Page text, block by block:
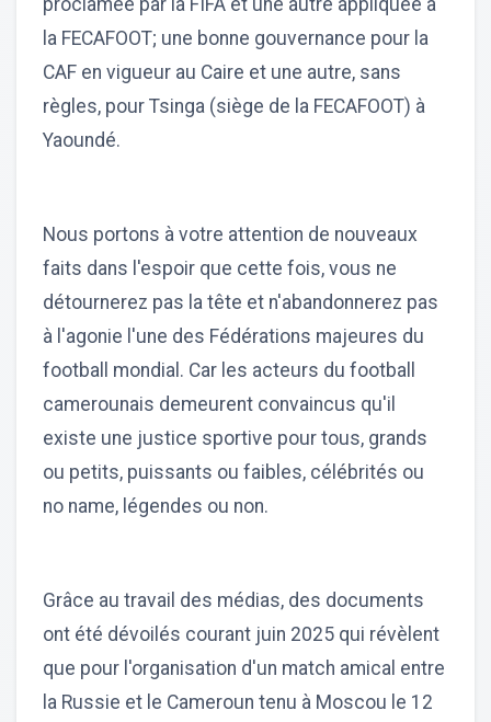
proclamée par la FIFA et une autre appliquée à
la FECAFOOT; une bonne gouvernance pour la
CAF en vigueur au Caire et une autre, sans
règles, pour Tsinga (siège de la FECAFOOT) à
Yaoundé.
Nous portons à votre attention de nouveaux
faits dans l'espoir que cette fois, vous ne
détournerez pas la tête et n'abandonnerez pas
à l'agonie l'une des Fédérations majeures du
football mondial. Car les acteurs du football
camerounais demeurent convaincus qu'il
existe une justice sportive pour tous, grands
ou petits, puissants ou faibles, célébrités ou
no name, légendes ou non.
Grâce au travail des médias, des documents
ont été dévoilés courant juin 2025 qui révèlent
que pour l'organisation d'un match amical entre
la Russie et le Cameroun tenu à Moscou le 12